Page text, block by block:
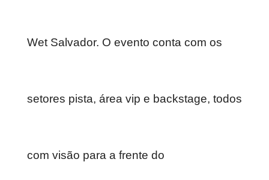
Wet Salvador. O evento conta com os
setores pista, área vip e backstage, todos
com visão para a frente do